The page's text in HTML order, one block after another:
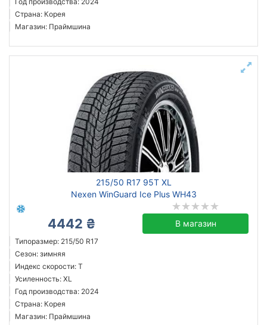
Страна: Корея
Магазин: Праймшина
215/50 R17 95T XL
Nexen WinGuard Ice Plus WH43
4442 ₴ В магазин
Типоразмер: 215/50 R17
Сезон: зимняя
Индекс скорости: T
Усиленность: XL
Год производства: 2024
Страна: Корея
Магазин: Праймшина